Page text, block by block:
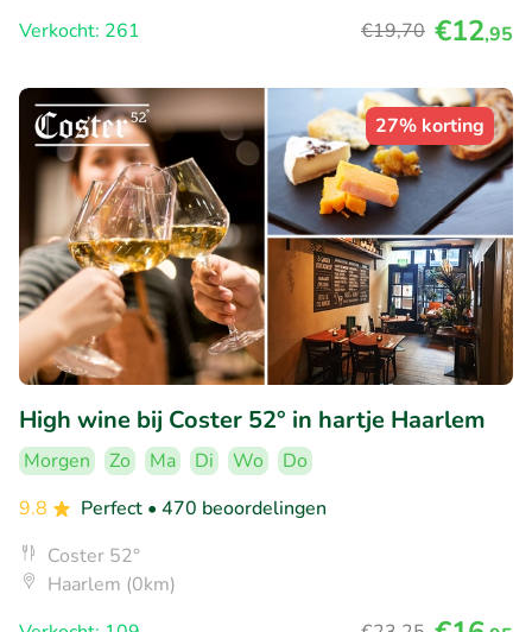
Verkocht: 261
€19,70 €12,95
27% korting
High wine bij Coster 52° in hartje Haarlem
Morgen Zo Ma Di Wo
Do
9.8
Perfect • 470 beoordelingen
Coster 52°
Haarlem (0km)